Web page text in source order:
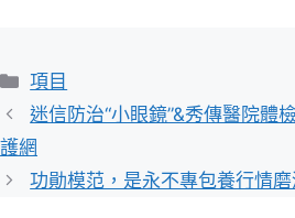
分
類
項目
迷信防治“小眼鏡”&秀傳醫院體
護網
功勛模范，是永不專包養行情